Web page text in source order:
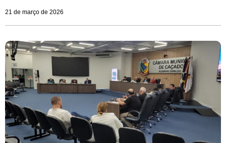
21 de março de 2026